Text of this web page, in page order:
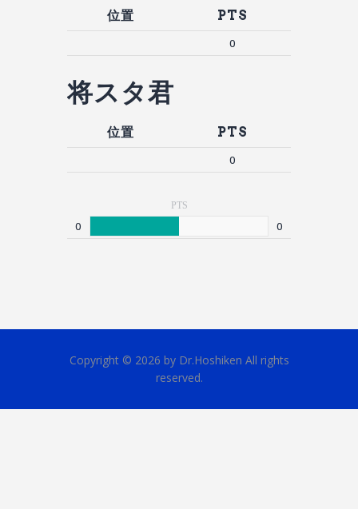
位置 PTS
0
将スタ君
位置 PTS
0
PTS
0 0
Copyright © 2026 by Dr.Hoshiken All rights
reserved.